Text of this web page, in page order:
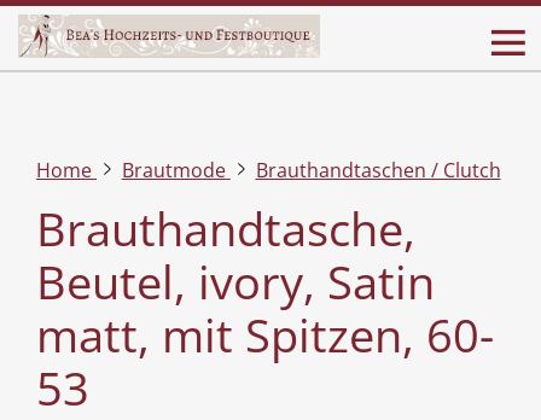
Home Brautmode Brauthandtaschen / Clutch
Brauthandtasche,
Beutel, ivory, Satin
matt, mit Spitzen, 60-
53